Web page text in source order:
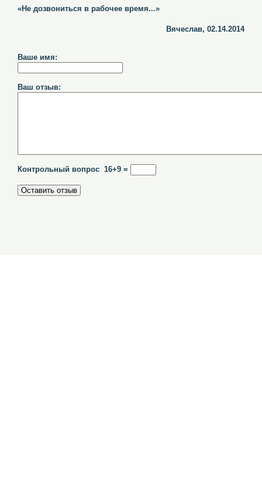
«Не дозвониться в рабочее время...»
Вячеслав, 02.14.2014
Ваше имя:
Ваш отзыв:
Контрольный вопрос 16+9 =